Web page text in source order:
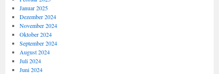
Januar 2025
Dezember 2024
November 2024
Oktober 2024
September 2024
August 2024
Juli 2024
Juni 2024